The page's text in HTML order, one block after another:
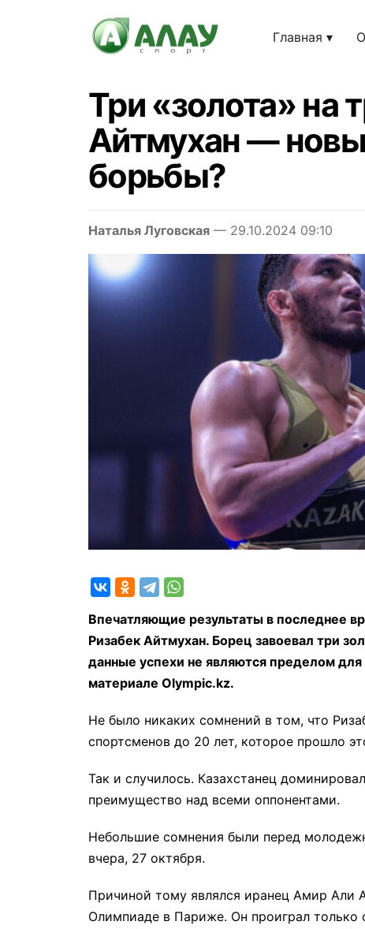
Главная
Три «золота» на
Айтмухан —
борьбы?
Наталья Луговская — 29.10.2024 09:10
Впечатляющие результаты в последнее
Ризабек Айтмухан. Борец завоевал три
данные успехи не являются пределом
материале Olympic.kz.
Не было никаких сомнений в том, что
спортсменов до 20 лет, которое прошло
Так и случилось. Казахстанец
преимущество над всеми оппонентами.
Небольшие сомнения были перед
вчера, 27 октября.
Причиной тому являлся иранец Амир Али
Олимпиаде в Париже. Он проиграл